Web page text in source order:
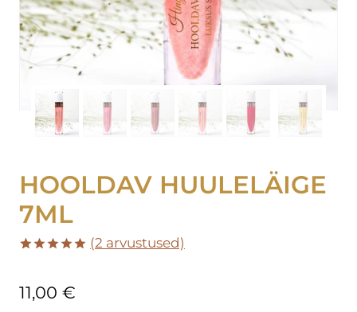
HOOLDAV HUULELÄIGE
7ML
kliendi
hinnangu
(2 arvustused)
11,00 €